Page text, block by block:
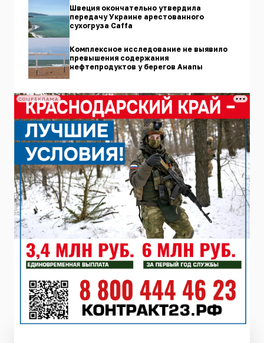
Швеция окончательно утвердила
передачу Украине арестованного
сухогруза Caffа
Комплексное исследование не выявило
превышения содержания
нефтепродуктов у берегов Анапы
СОЦРЕКЛАМА